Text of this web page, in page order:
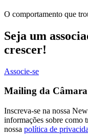
O comportamento que
Seja um
crescer!
Associe-se
Mailing da
Inscreva-se na nossa
informações sobre como
nossa política de